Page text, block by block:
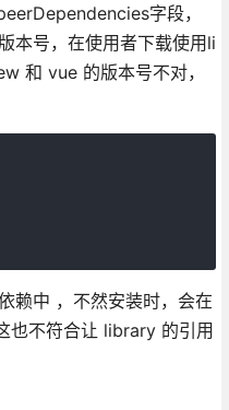
字段，
本号，在使用者下载使用li
和 vue 的版本号不对，
赖中 ，不然安装时，会在
也不符合让 library 的引用